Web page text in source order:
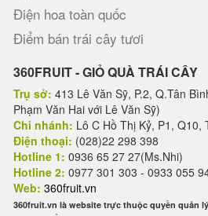
Điện hoa toàn quốc
Điểm bán trái cây tươi
360FRUIT - GIỎ QUÀ TRÁI CÂY
Trụ sở: 413 Lê Văn Sỹ, P.2, Q.Tân
Phạm Văn Hai với Lê Văn Sỹ)
Chi nhánh: Lô C Hồ Thị Kỷ, P1, Q10,
Điện thoại: (028)22 298 398
Hotline 1: 0936 65 27 27(Ms.Nhi)
Hotline 2: 0977 301 303 - 0933 055
Web: 360fruit.vn
360fruit.vn là website trực thuộc quyền quản lý